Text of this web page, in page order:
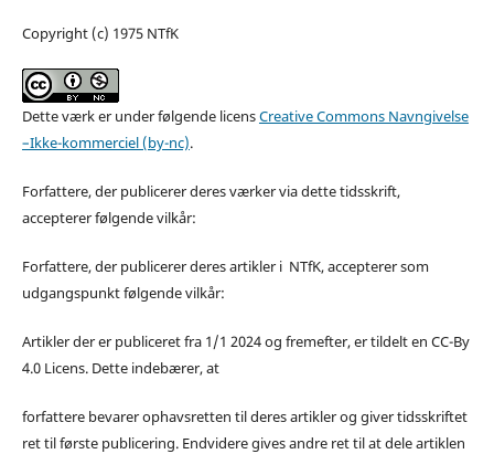
Copyright (c) 1975 NTfK
Dette værk er under følgende licensCreative Commons Navngivelse
–Ikke-kommerciel (by-nc).
Forfattere, der publicerer deres værker via dette tidsskrift,
accepterer følgende vilkår:
Forfattere, der publicerer deres artikler i NTfK, accepterer som
udgangspunkt følgende vilkår:
Artikler der er publiceret fra 1/1 2024 og fremefter, er tildelt en CC-By
4.0 Licens. Dette indebærer, at
forfattere bevarer ophavsretten til deres artikler og giver tidsskriftet
ret til første publicering. Endvidere gives andre ret til at dele artiklen